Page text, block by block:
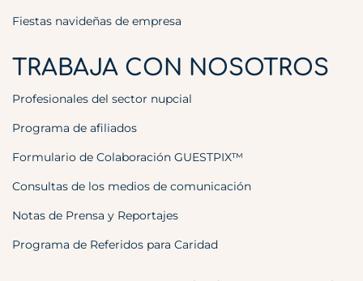
Fiestas navideñas de empresa
TRABAJA CON NOSOTROS
Profesionales del sector nupcial
Programa de afiliados
Formulario de Colaboración GUESTPIX™
Consultas de los medios de comunicación
Notas de Prensa y Reportajes
Programa de Referidos para Caridad